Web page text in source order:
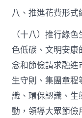
八、推進花費形式
（十八）推行綠
色低碳、文明安
念和節儉請求融進
生守則、集團章
識、環保認識、生
動，領導大眾節儉